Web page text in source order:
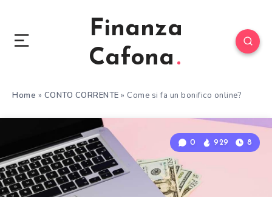
Finanza
Cafona
Home » CONTO CORRENTE » Come si fa un bonifico online?
0 929 8